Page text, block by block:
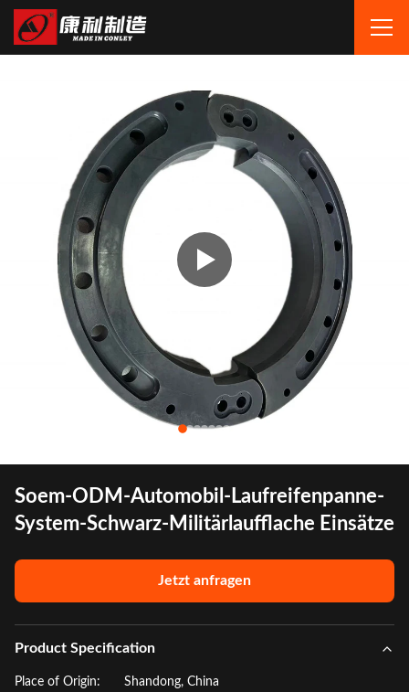
Soem-ODM-Automobil-Laufreifenpanne-
System-Schwarz-Militärlaufflache Einsätze
Jetzt anfragen
Product Specification
Place of Origin:
Shandong, China